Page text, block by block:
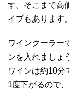
す。そこまで高
イプもあります。
ワインクーラー
ンを入れましょ
ワインは約10分
1度下がるので